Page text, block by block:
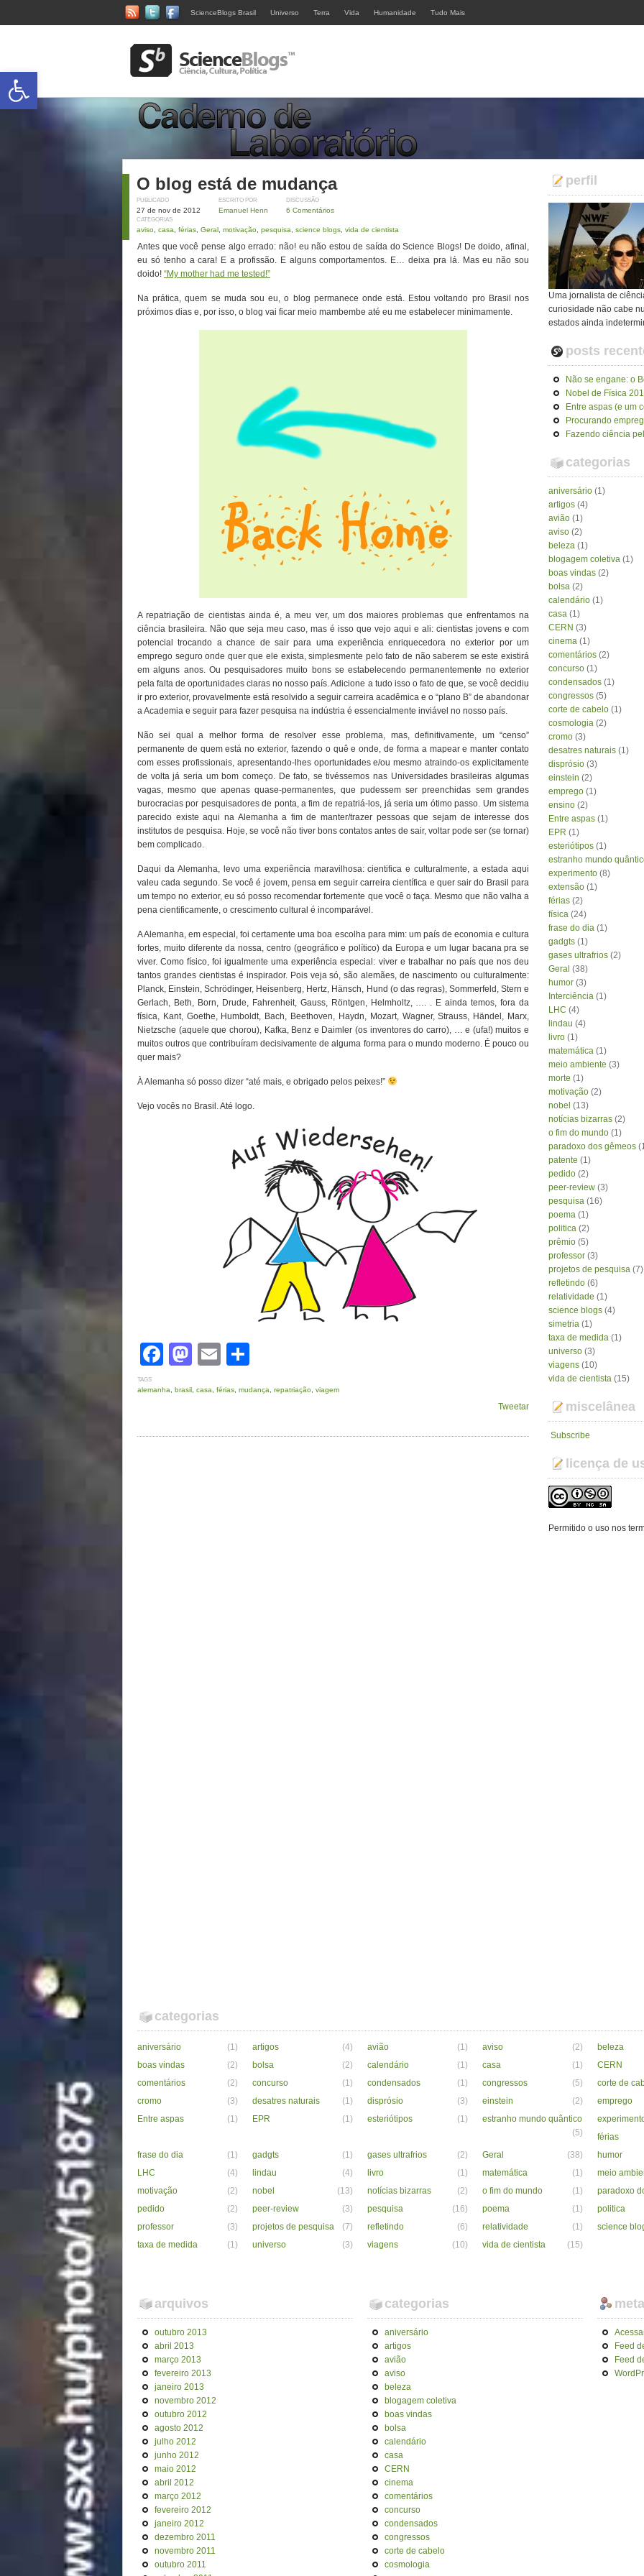
ScienceBlogs Brasil Universo Terra Vida Humanidade Tudo Mais
O blog está de mudança
PUBLICADO
27 de nov de 2012
ESCRITO POR
Emanuel Henn
DISCUSSÃO
6 Comentários
CATEGORIAS
aviso casa férias Geral motivação pesquisa science blogs vida de cientista
Antes que você pense algo errado: não! eu não estou de saída do Science Blogs! De doido, afinal,
eu só tenho a cara! E a profissão. E alguns comportamentos. E… deixa pra lá. Mas eu não sou
doido! “My mother had me tested!”
Na prática, quem se muda sou eu, o blog permanece onde está. Estou voltando pro Brasil nos
próximos dias e, por isso, o blog vai ficar meio mambembe até eu me estabelecer minimamente.
A repatriação de cientistas ainda é, a meu ver, um dos maiores problemas que enfrentamos na
ciência brasileira. Não que seja meu caso, mas é isso que vejo aqui e ali: cientistas jovens e com
potencial trocando a chance de sair para uma experiência enriquecedora no exterior por um
emprego seguro onde quer que ele exista, simplesmente pelo fato de não saberem se este existirá
em alguns anos. Ou pesquisadores muito bons se estabelecendo permanentemente no exterior
pela falta de oportunidades claras no nosso país. Adicione a tudo isso o fato de que, se você decidiu
ir pro exterior, provavelmente está resolvido a seguir carreira acadêmica e o “plano B” de abandonar
a Academia e seguir para fazer pesquisa na indústria é essencialmente inviável no nosso país.
Não sei qual a melhor forma de resolver esse problema, mas, definitivamente, um “censo”
permanente de quem está no exterior, fazendo o quê e onde, de forma a mapear e manter contato
com esses profissionais, apresentando-lhes oportunidades e/ou mesmo atraindo-os explicitamente
de volta já seria um bom começo. De fato, se tivéssemos nas Universidades brasileiras algumas
vagas, mesmo que apenas quase-permanentes, que pudessem ser preenchidas sem grandes
burocracias por pesquisadores de ponta, a fim de repatriá-los, já seria um ótimo passo. Um sistema
parecido existe aqui na Alemanha a fim de manter/trazer pessoas que sejam de interesse dos
institutos de pesquisa. Hoje, se você não tiver bons contatos antes de sair, voltar pode ser (se tornar)
bem complicado.
Daqui da Alemanha, levo uma experiência maravilhosa: cientifica e culturalmente, a estada aqui
valeu cada segundo. Se você é jovem, pensa em seguir carreira científica e quer sair do Brasil para
um tempo no exterior, eu só posso recomendar fortemente que você o faça. Mesmo que não valha a
pena cientificamente, o crescimento cultural é incomparável.
A Alemanha, em especial, foi certamente uma boa escolha para mim: um país de economia e cultura
fortes, muito diferente da nossa, centro (geográfico e político) da Europa e um lugar bacana pra se
viver. Como físico, foi igualmente uma experiência especial: viver e trabalhar no país que nos deu
tantos grandes cientistas é inspirador. Pois veja só, são alemães, de nascimento ou culturalmente:
Planck, Einstein, Schrödinger, Heisenberg, Hertz, Hänsch, Hund (o das regras), Sommerfeld, Stern e
Gerlach, Beth, Born, Drude, Fahrenheit, Gauss, Röntgen, Helmholtz, …. . E ainda temos, fora da
física, Kant, Goethe, Humboldt, Bach, Beethoven, Haydn, Mozart, Wagner, Strauss, Händel, Marx,
Nietzsche (aquele que chorou), Kafka, Benz e Daimler (os inventores do carro), … e (ufa!) muitos e
muitos outros que contribuíram decisivamente de alguma forma para o mundo moderno. É pouco ou
quer mais?
À Alemanha só posso dizer “até mais, e obrigado pelos peixes!”
Vejo vocês no Brasil. Até logo.
Facebook
Mastodon
Email
TAGS
alemanha brasil casa férias mudança repatriação viagem
Tweetar
perfil
Uma jornalista de
curiosidade não cabe
estados ainda
posts
Não se engane: o
Nobel de Física
Entre aspas (e um
Procurando
Fazendo ciência
categorias
aniversário (1)
artigos (4)
avião (1)
aviso (2)
beleza (1)
blogagem coletiva (1)
boas vindas (2)
bolsa (2)
calendário (1)
casa (1)
CERN (3)
cinema (1)
comentários (2)
concurso (1)
condensados (1)
congressos (5)
corte de cabelo (1)
cosmologia (2)
cromo (3)
desatres naturais (1)
disprósio (3)
einstein (2)
emprego (1)
ensino (2)
Entre aspas (1)
EPR (1)
esteriótipos (1)
estranho mundo
experimento (8)
extensão (1)
férias (2)
física (24)
frase do dia (1)
gadgts (1)
gases ultrafrios (2)
Geral (38)
humor (3)
Interciência (1)
LHC (4)
lindau (4)
livro (1)
matemática (1)
meio ambiente (3)
morte (1)
motivação (2)
nobel (13)
notícias bizarras (2)
o fim do mundo (1)
paradoxo dos gêmeos
patente (1)
pedido (2)
peer-review (3)
pesquisa (16)
poema (1)
politica (2)
prêmio (5)
professor (3)
projetos de pesquisa (7)
refletindo (6)
relatividade (1)
science blogs (4)
simetria (1)
taxa de medida (1)
universo (3)
viagens (10)
vida de cientista (15)
miscelânea
Subscribe
licença de
Permitido o uso nos
categorias
aniversário (1) artigos (4) avião (1) aviso (2)
beleza
boas vindas
(2) bolsa (2) calendário (1) casa (1)
CERN
comentários
(2) concurso (1) condensados (1) congressos (5)
corte de
cromo
(3) desatres naturais (1) disprósio (3) einstein (2)
emprego
Entre aspas
(1) EPR (1) esteriótipos (1)
estranho mundo quântico
(5)
férias
frase do dia
(1) gadgts (1) gases ultrafrios (2) Geral (38)
humor
LHC
(4) lindau (4) livro (1) matemática (1)
meio
motivação
(2) nobel (13) notícias bizarras (2) o fim do mundo (1)
paradoxo
pedido
(2) peer-review (3) pesquisa (16) poema (1)
politica
professor
(3) projetos de pesquisa (7) refletindo (6) relatividade (1)
science
taxa de medida
(1) universo (3) viagens (10) vida de cientista (15)
arquivos
outubro 2013
abril 2013
março 2013
fevereiro 2013
janeiro 2013
novembro 2012
outubro 2012
agosto 2012
julho 2012
junho 2012
maio 2012
abril 2012
março 2012
fevereiro 2012
janeiro 2012
dezembro 2011
novembro 2011
outubro 2011
categorias
aniversário
artigos
avião
aviso
beleza
blogagem coletiva
boas vindas
bolsa
calendário
casa
CERN
cinema
comentários
concurso
condensados
congressos
corte de cabelo
cosmologia
meta
Feed
Feed
Abrir a barra de ferramentas